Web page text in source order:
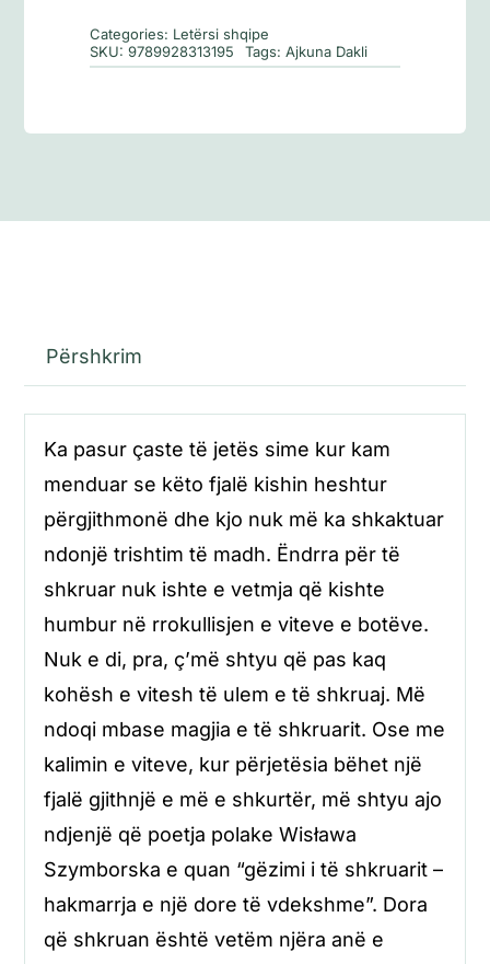
lufte
Categories: Letërsi shqipe
SKU:9789928313195 Tags:Ajkuna Dakli
Përshkrim
Ka pasur çaste të jetës sime kur kam
menduar se këto fjalë kishin heshtur
përgjithmonë dhe kjo nuk më ka shkaktuar
ndonjë trishtim të madh. Ëndrra për të
shkruar nuk ishte e vetmja që kishte
humbur në rrokullisjen e viteve e botëve.
Nuk e di, pra, ç’më shtyu që pas kaq
kohësh e vitesh të ulem e të shkruaj. Më
ndoqi mbase magjia e të shkruarit. Ose me
kalimin e viteve, kur përjetësia bëhet një
fjalë gjithnjë e më e shkurtër, më shtyu ajo
ndjenjë që poetja polake Wisława
Szymborska e quan “gëzimi i të shkruarit –
hakmarrja e një dore të vdekshme”. Dora
që shkruan është vetëm njëra anë e